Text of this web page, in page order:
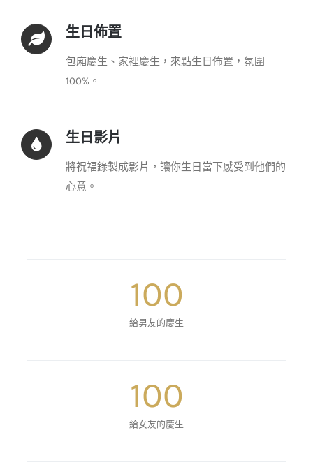
生日佈置
包廂慶生、家裡慶生，來點生日佈置，氛圍
100%。
生日影片
將祝福錄製成影片，讓你生日當下感受到他們的
心意。
100
給男友的慶生
100
給女友的慶生